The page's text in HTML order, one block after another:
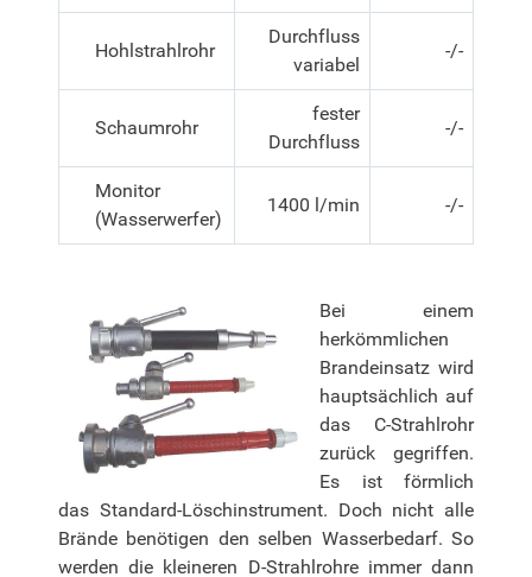
Hohlstrahlrohr
Durchfluss
variabel
-/-
Schaumrohr
fester
Durchfluss
-/-
Monitor
(Wasserwerfer)
1400 l/min -/-
Bei einem
herkömmlichen
Brandeinsatz wird
hauptsächlich auf
das C-Strahlrohr
zurück gegriffen.
Es ist förmlich
das Standard-Löschinstrument. Doch nicht alle
Brände benötigen den selben Wasserbedarf. So
werden die kleineren D-Strahlrohre immer dann